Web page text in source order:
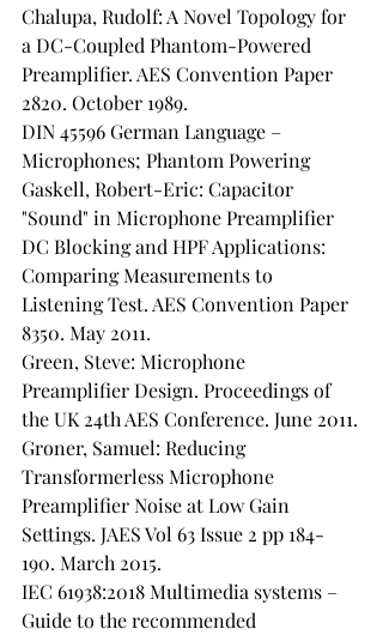
Chalupa, Rudolf: A Novel Topology for
a DC-Coupled Phantom-Powered
Preamplifier. AES Convention Paper
2820. October 1989.
DIN 45596 German Language –
Microphones; Phantom Powering
Gaskell, Robert-Eric: Capacitor
"Sound" in Microphone Preamplifier
DC Blocking and HPF Applications:
Comparing Measurements to
Listening Test. AES Convention Paper
8350. May 2011.
Green, Steve: Microphone
Preamplifier Design. Proceedings of
the UK 24th AES Conference. June 2011.
Groner, Samuel: Reducing
Transformerless Microphone
Preamplifier Noise at Low Gain
Settings. JAES Vol 63 Issue 2 pp 184-
190. March 2015.
IEC 61938:2018 Multimedia systems –
Guide to the recommended